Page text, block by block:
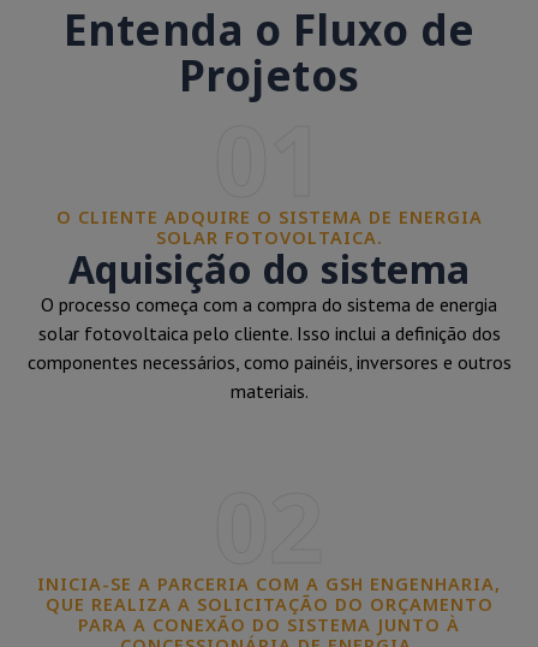
Entenda o Fluxo de
Projetos
O CLIENTE ADQUIRE O SISTEMA DE ENERGIA
SOLAR FOTOVOLTAICA.
Aquisição do sistema
O processo começa com a compra do sistema de energia
solar fotovoltaica pelo cliente. Isso inclui a definição dos
componentes necessários, como painéis, inversores e outros
materiais.
INICIA-SE A PARCERIA COM A GSH ENGENHARIA,
QUE REALIZA A SOLICITAÇÃO DO ORÇAMENTO
PARA A CONEXÃO DO SISTEMA JUNTO À